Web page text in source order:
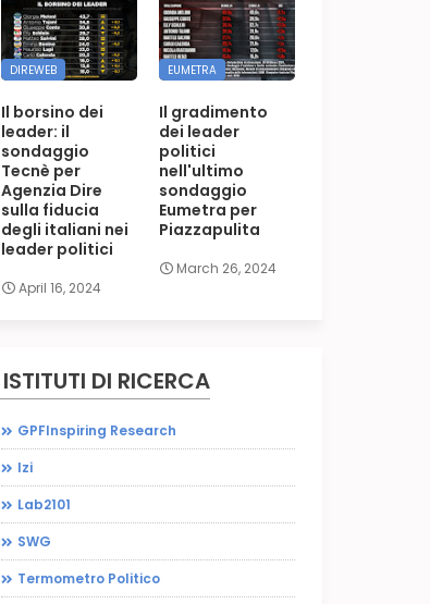
DIREWEB
Il borsino dei
leader: il
sondaggio
Tecnè per
Agenzia Dire
sulla fiducia
degli italiani nei
leader politici
April 16, 2024
EUMETRA
Il gradimento
dei leader
politici
nell'ultimo
sondaggio
Eumetra per
Piazzapulita
March 26, 2024
ISTITUTI DI RICERCA
GPFInspiring Research
Izi
Lab2101
SWG
Termometro Politico